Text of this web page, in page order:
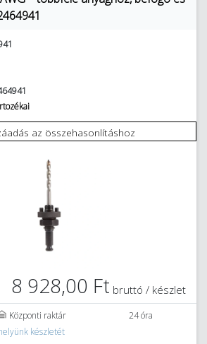
az összehasonlításhoz
8 928,00 Ft bruttó / készlet
Központi raktár
24 óra
készletét